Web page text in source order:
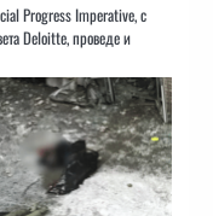
Progress Imperative, с
Deloitte, проведе и